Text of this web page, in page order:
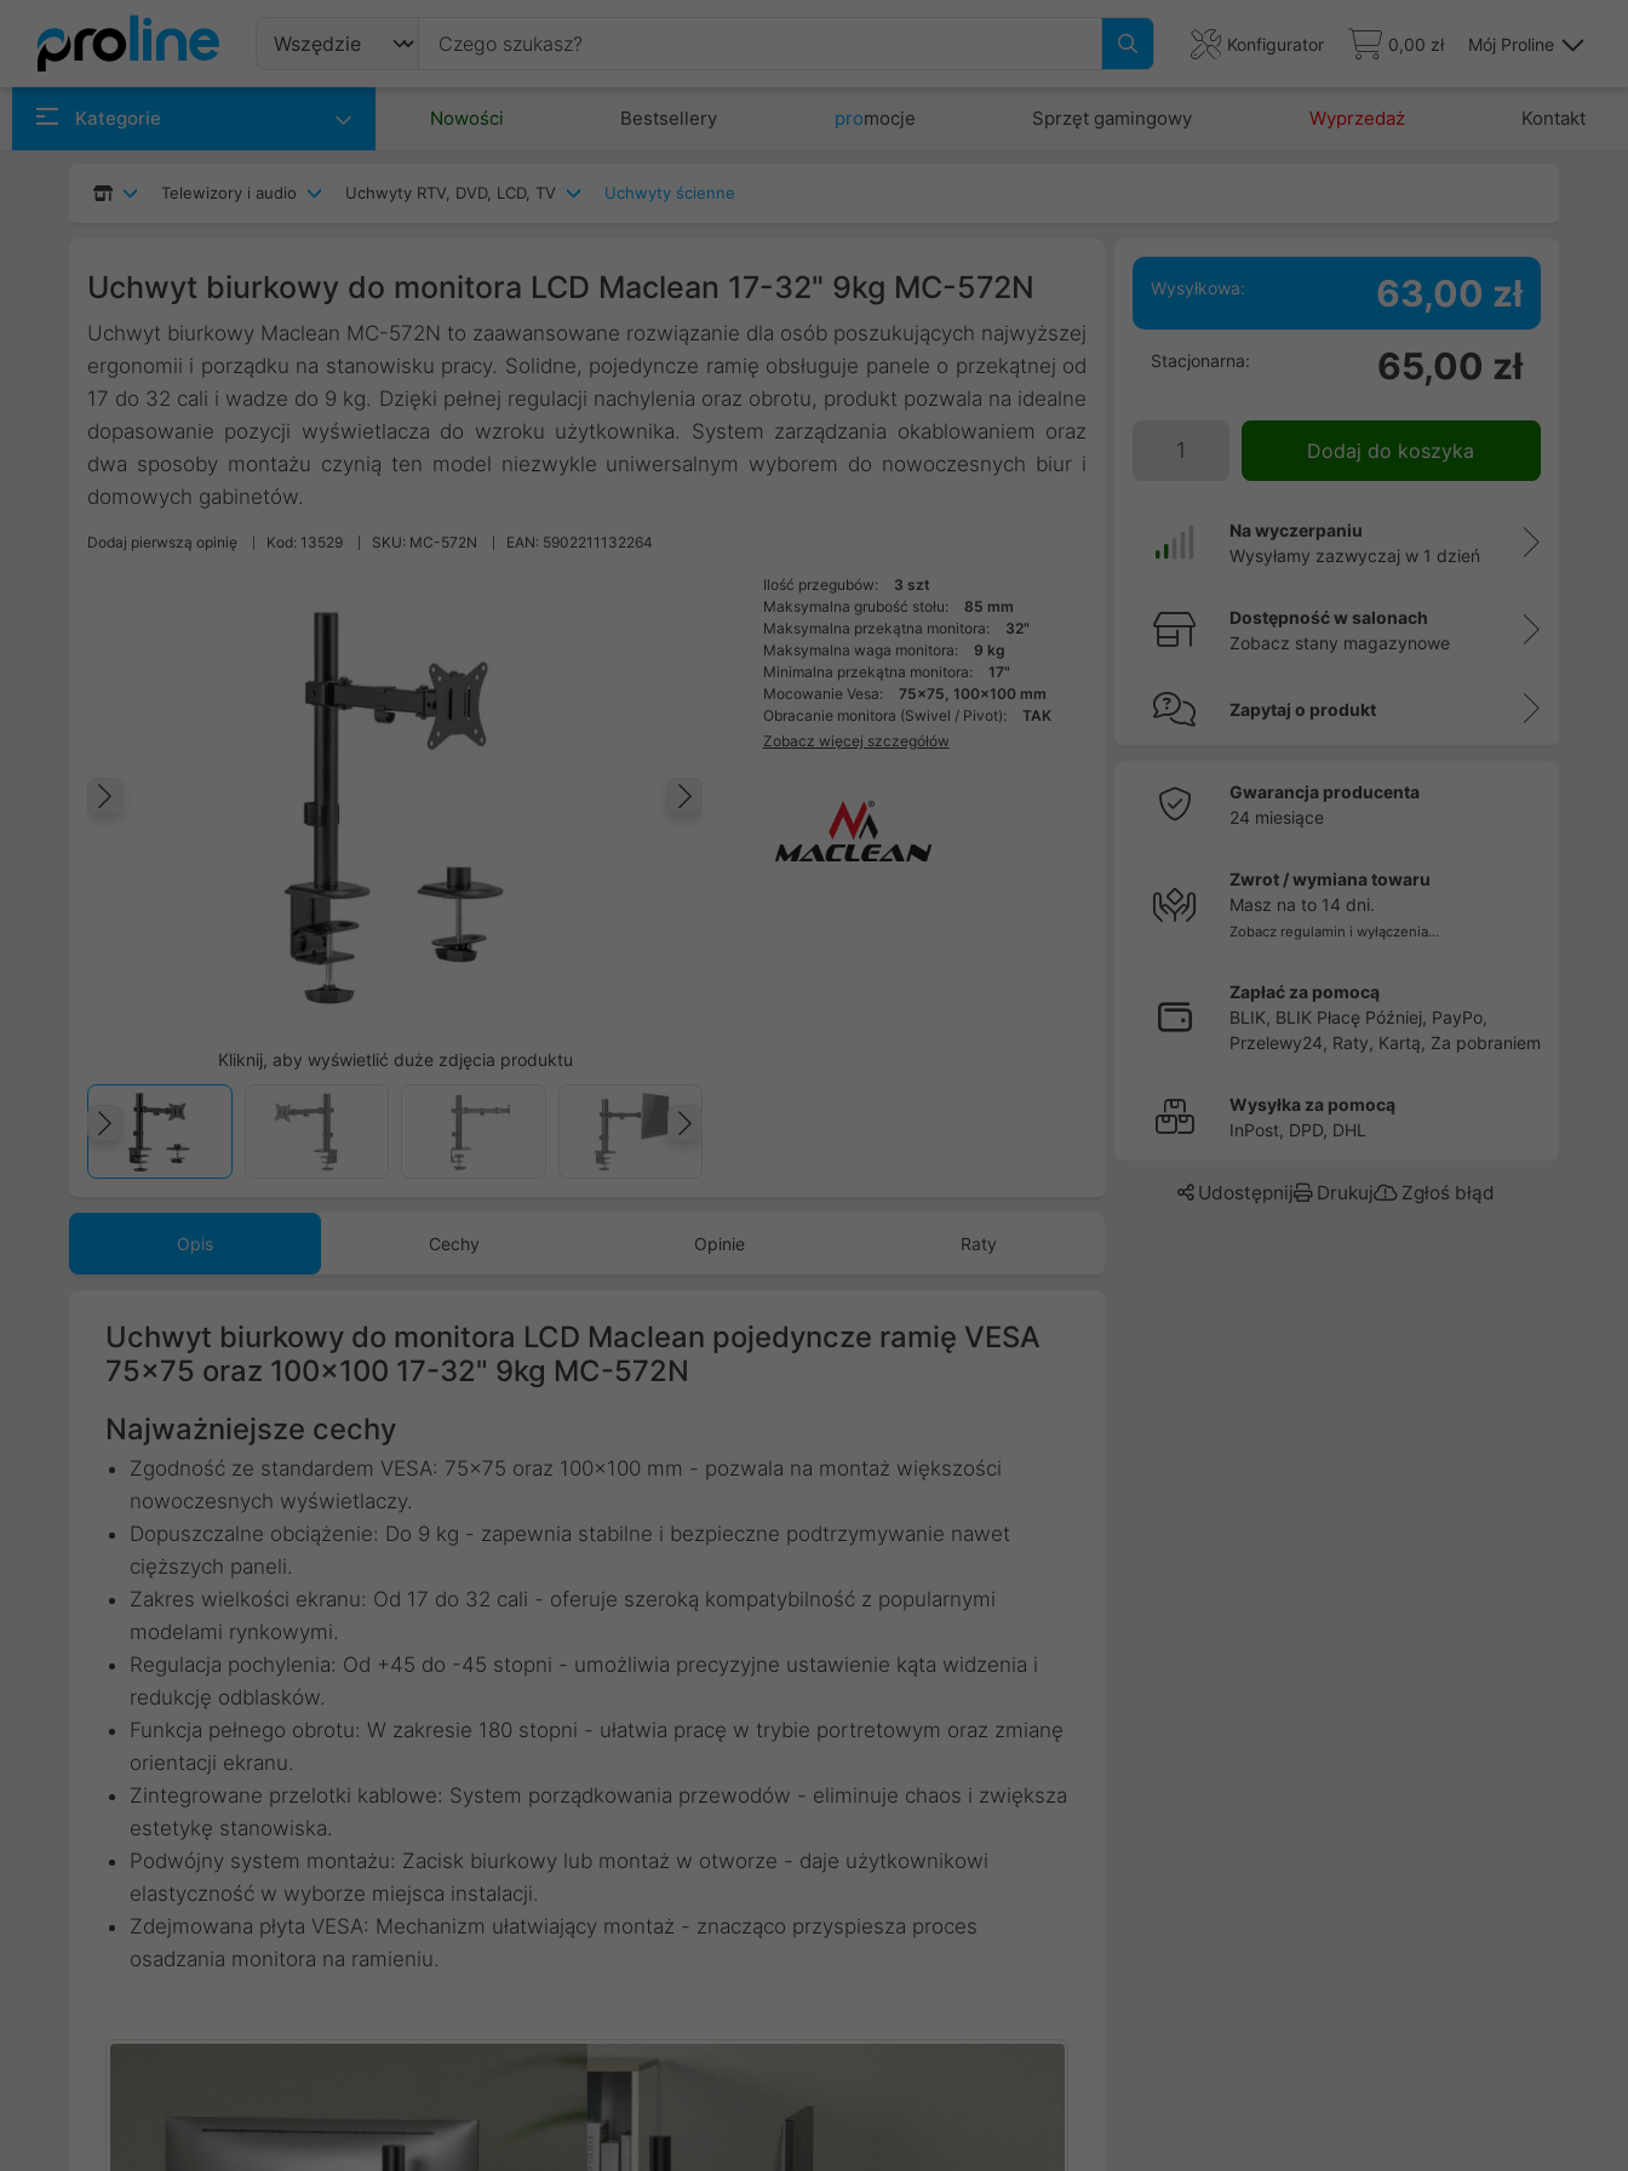
Konfigurator 0,00 zł Mój Proline
Kategorie Nowości Bestsellery promocje Sprzęt gamingowy Wyprzedaż Kontakt
Telewizory i audio Uchwyty RTV, DVD, LCD, TV Uchwyty ścienne
Uchwyt biurkowy do monitora LCD Maclean 17-32" 9kg MC-572N
Uchwyt biurkowy Maclean MC-572N to zaawansowane rozwiązanie dla osób poszukujących najwyższej
ergonomii i porządku na stanowisku pracy. Solidne, pojedyncze ramię obsługuje panele o przekątnej od
17 do 32 cali i wadze do 9 kg. Dzięki pełnej regulacji nachylenia oraz obrotu, produkt pozwala na idealne
dopasowanie pozycji wyświetlacza do wzroku użytkownika. System zarządzania okablowaniem oraz
dwa sposoby montażu czynią ten model niezwykle uniwersalnym wyborem do nowoczesnych biur i
domowych gabinetów.
Dodaj pierwszą opinię Kod: 13529 SKU: MC-572N EAN: 5902211132264
Następny
Kliknij, aby wyświetlić duże zdjęcia produktu
Poprzedni
Ilość przegubów:
3 szt
Maksymalna grubość stołu:
85 mm
Maksymalna przekątna monitora:
32"
Maksymalna waga monitora:
9 kg
Minimalna przekątna monitora:
17"
Mocowanie Vesa:
75x75, 100x100 mm
Obracanie monitora (Swivel / Pivot):
TAK
Zobacz więcej szczegółów
Opis Cechy Opinie Raty
Uchwyt biurkowy do monitora LCD Maclean pojedyncze ramię VESA
75x75 oraz 100x100 17-32" 9kg MC-572N
Najważniejsze cechy
Zgodność ze standardem VESA: 75x75 oraz 100x100 mm - pozwala na montaż większości
nowoczesnych wyświetlaczy.
Dopuszczalne obciążenie: Do 9 kg - zapewnia stabilne i bezpieczne podtrzymywanie nawet
cięższych paneli.
Zakres wielkości ekranu: Od 17 do 32 cali - oferuje szeroką kompatybilność z popularnymi
modelami rynkowymi.
Regulacja pochylenia: Od +45 do -45 stopni - umożliwia precyzyjne ustawienie kąta widzenia i
redukcję odblasków.
Funkcja pełnego obrotu: W zakresie 180 stopni - ułatwia pracę w trybie portretowym oraz zmianę
orientacji ekranu.
Zintegrowane przelotki kablowe: System porządkowania przewodów - eliminuje chaos i zwiększa
estetykę stanowiska.
Podwójny system montażu: Zacisk biurkowy lub montaż w otworze - daje użytkownikowi
elastyczność w wyborze miejsca instalacji.
Zdejmowana płyta VESA: Mechanizm ułatwiający montaż - znacząco przyspiesza proces
osadzania monitora na ramieniu.
Wysyłkowa: 63,00 zł
Stacjonarna: 65,00 zł
Dodaj do koszyka
Na wyczerpaniu
Wysyłamy zazwyczaj w 1 dzień
Dostępność w salonach
Zobacz stany magazynowe
Zapytaj o produkt
Gwarancja producenta
24 miesiące
Zwrot / wymiana towaru
Masz na to 14 dni.
Zobacz regulamin i wyłączenia...
Zapłać za pomocą
BLIK, BLIK Płacę Później, PayPo,
Przelewy24, Raty, Kartą, Za pobraniem
Wysyłka za pomocą
InPost, DPD, DHL
Udostępnij Drukuj Zgłoś błąd